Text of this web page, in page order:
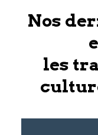
Nos
les